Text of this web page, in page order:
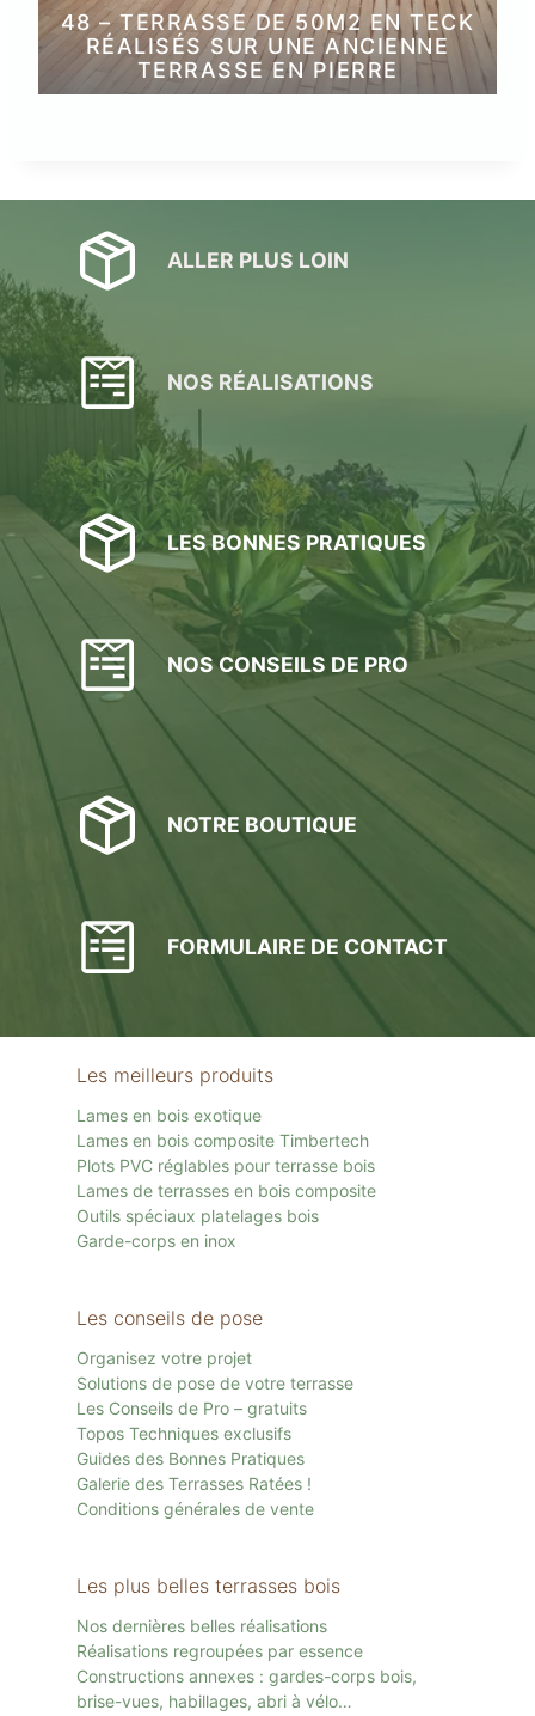
48 – TERRASSE DE 50M2 EN TECK
RÉALISÉS SUR UNE ANCIENNE
TERRASSE EN PIERRE
ALLER PLUS LOIN
NOS RÉALISATIONS
LES BONNES PRATIQUES
NOS CONSEILS DE PRO
NOTRE BOUTIQUE
FORMULAIRE DE CONTACT
Les meilleurs produits
Lames en bois exotique
Lames en bois composite Timbertech
Plots PVC réglables pour terrasse bois
Lames de terrasses en bois composite
Outils spéciaux platelages bois
Garde-corps en inox
Les conseils de pose
Organisez votre projet
Solutions de pose de votre terrasse
Les Conseils de Pro – gratuits
Topos Techniques exclusifs
Guides des Bonnes Pratiques
Galerie des Terrasses Ratées !
Conditions générales de vente
Les plus belles terrasses bois
Nos dernières belles réalisations
Réalisations regroupées par essence
Constructions annexes : gardes-corps bois,
brise-vues, habillages, abri à vélo…